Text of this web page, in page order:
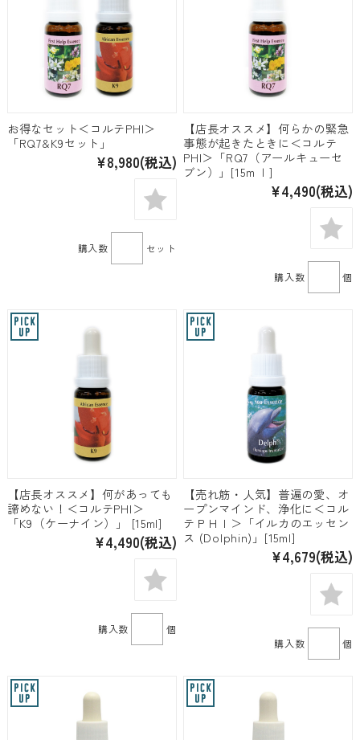
お得なセット＜コルテPHI＞
「RQ7&K9セット」
¥8,980(税込)
購入数 セット
【店長オススメ】何らかの緊急
事態が起きたときに＜コルテ
PHI＞「RQ7（アールキューセ
ブン）」[15ｍｌ]
¥4,490(税込)
購入数 個
【店長オススメ】何があっても
諦めない！＜コルテPHI＞
「K9（ケーナイン）」 [15ml]
¥4,490(税込)
購入数 個
【売れ筋・人気】普遍の愛、オ
ープンマインド、浄化に＜コル
テＰＨＩ＞「イルカのエッセン
ス (Dolphin)」[15ml]
¥4,679(税込)
購入数 個